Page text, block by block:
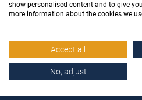
show personalised content and to give
more information about the cookies we
Accept all
No, adjust